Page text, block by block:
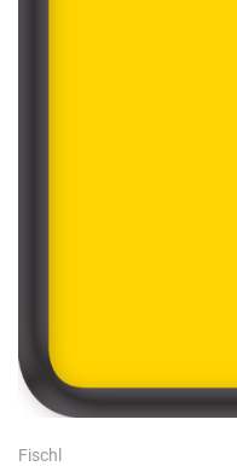
Fischl